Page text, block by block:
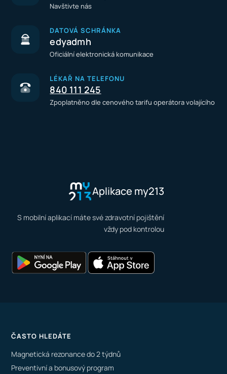
Navštivte nás
DATOVÁ SCHRÁNKA
edyadmh
Oficiální elektronická komunikace
LÉKAŘ NA TELEFONU
840 111 245
Zpoplatněno dle cenového tarifu operátora volajícího
Aplikace my213
S mobilní aplikací máte své zdravotní pojištění
vždy pod kontrolou
ČASTO HLEDÁTE
Magnetická rezonance do 2 týdnů
Preventivní a bonusový program